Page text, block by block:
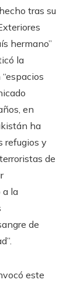
tras su
hermano”
la
en
ha
refugios y
de
a la
de
este